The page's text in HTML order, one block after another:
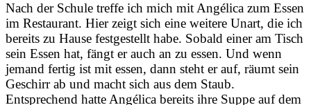
Nach der Schule treffe ich mich mit Angélica zum Essen
im Restaurant. Hier zeigt sich eine weitere Unart, die ich
bereits zu Hause festgestellt habe. Sobald einer am Tisch
sein Essen hat, fängt er auch an zu essen. Und wenn
jemand fertig ist mit essen, dann steht er auf, räumt sein
Geschirr ab und macht sich aus dem Staub.
Entsprechend hatte Angélica bereits ihre Suppe auf dem